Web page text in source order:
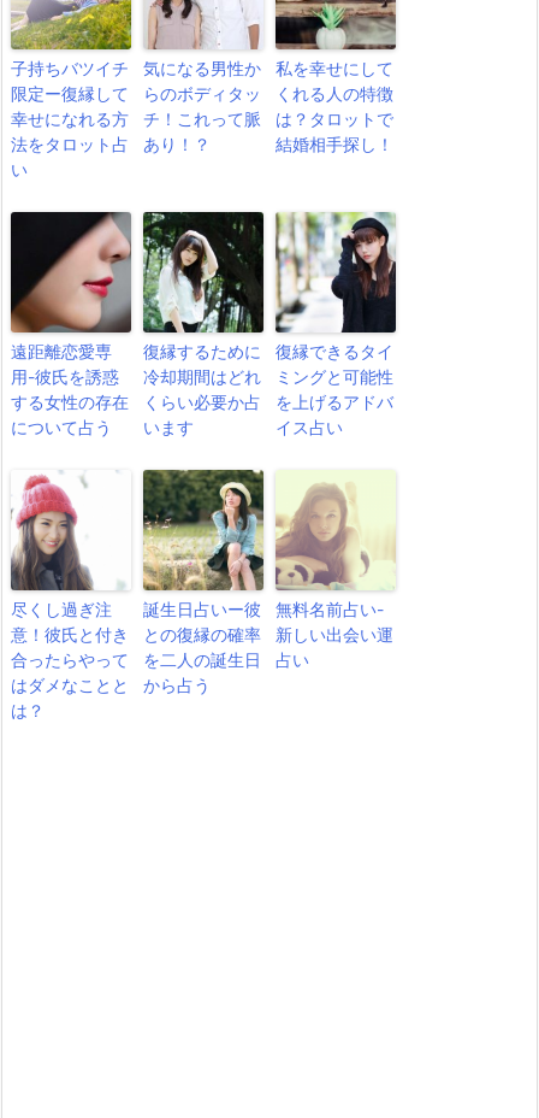
子持ちバツイチ
限定ー復縁して
幸せになれる方
法をタロット占
い
気になる男性か
らのボディタッ
チ！これって脈
あり！？
私を幸せにして
くれる人の特徴
は？タロットで
結婚相手探し！
遠距離恋愛専
用-彼氏を誘惑
する女性の存在
について占う
復縁するために
冷却期間はどれ
くらい必要か占
います
復縁できるタイ
ミングと可能性
を上げるアドバ
イス占い
尽くし過ぎ注
意！彼氏と付き
合ったらやって
はダメなことと
は？
誕生日占いー彼
との復縁の確率
を二人の誕生日
から占う
無料名前占い-
新しい出会い運
占い